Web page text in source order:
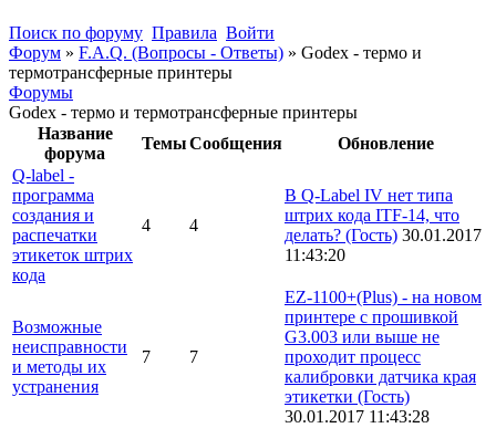
Поиск по форуму Правила Войти
Форум » F.A.Q. (Вопросы - Ответы) » Godex - термо и
термотрансферные принтеры
Форумы
Godex - термо и термотрансферные принтеры
Название
форума
ТемыСообщения
Обновление
Q-label -
программа
создания и
распечатки
этикеток штрих
кода
4 4
В Q-Label IV нет типа
штрих кода ITF-14, что
делать? (Гость) 30.01.2017
11:43:20
Возможные
неисправности
и методы их
устранения
7 7
EZ-1100+(Plus) - на новом
принтере с прошивкой
G3.003 или выше не
проходит процесс
калибровки датчика края
этикетки (Гость)
30.01.2017 11:43:28